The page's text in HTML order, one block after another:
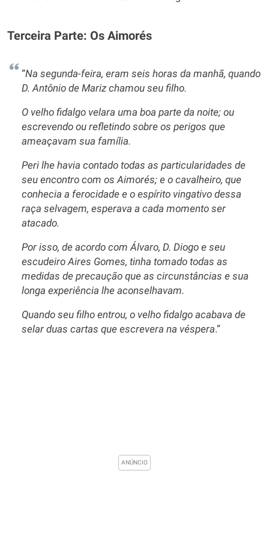
Terceira Parte: Os Aimorés
“Na segunda-feira, eram seis horas da manhã, quando
D. Antônio de Mariz chamou seu filho.
O velho fidalgo velara uma boa parte da noite; ou
escrevendo ou refletindo sobre os perigos que
ameaçavam sua família.
Peri lhe havia contado todas as particularidades de
seu encontro com os Aimorés; e o cavalheiro, que
conhecia a ferocidade e o espírito vingativo dessa
raça selvagem, esperava a cada momento ser
atacado.
Por isso, de acordo com Álvaro, D. Diogo e seu
escudeiro Aires Gomes, tinha tomado todas as
medidas de precaução que as circunstâncias e sua
longa experiência lhe aconselhavam.
Quando seu filho entrou, o velho fidalgo acabava de
selar duas cartas que escrevera na véspera.”